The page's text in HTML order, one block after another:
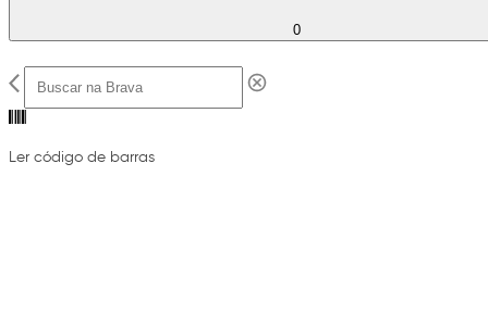
0
Ler código de barras